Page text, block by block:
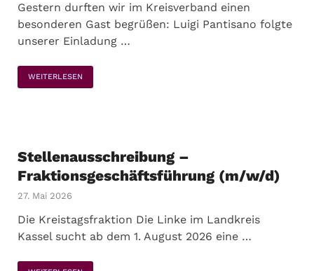
Gestern durften wir im Kreisverband einen
besonderen Gast begrüßen: Luigi Pantisano folgte
unserer Einladung …
WEITERLESEN
Stellenausschreibung –
Fraktionsgeschäftsführung (m/w/d)
27. Mai 2026
Die Kreistagsfraktion Die Linke im Landkreis
Kassel sucht ab dem 1. August 2026 eine …